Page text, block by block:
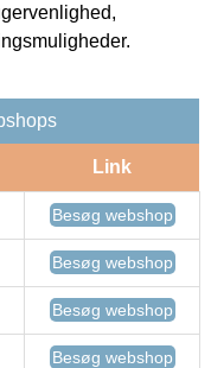
Link
Besøg webshop
Besøg webshop
Besøg webshop
Besøg webshop